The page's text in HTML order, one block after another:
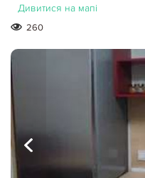
Дивитися на мапі
260